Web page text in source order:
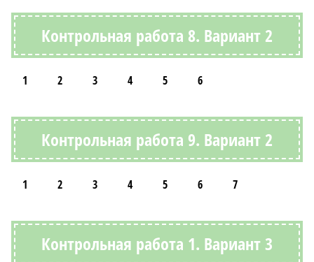
Контрольная работа 8. Вариант 2
1 2 3 4 5 6
Контрольная работа 9. Вариант 2
1 2 3 4 5 6 7
Контрольная работа 1. Вариант 3